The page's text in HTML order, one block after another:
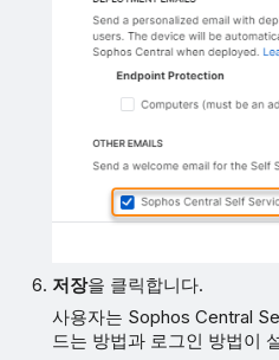
저장을 클릭합니다.
사용자는 Sophos Central
드는 방법과 로그인 방법이